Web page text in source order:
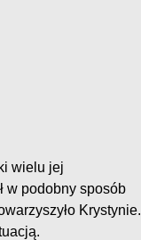
wielu jej
w podobny sposób
Krystynie.